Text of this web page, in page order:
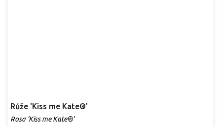
Růže 'Kiss me Kate®'
Rosa 'Kiss me Kate®'